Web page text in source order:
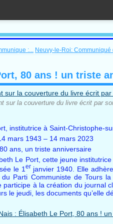
:... Neuvy-le-Roi: Communiqué
80 ans ! un triste
sur la couverture du livre écrit par
institutrice à Saint-Christophe-
mars 1943 – 14 mars 2023
80 ans, un triste anniversaire
Le Port, cette jeune
le 1er janvier 1940. Elle
Parti Communiste de Tours
à la création du
le jeudi, les documents qu’elle